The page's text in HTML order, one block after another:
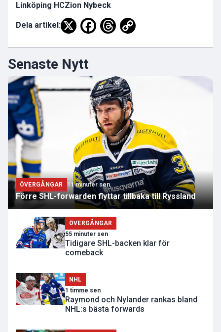
Linköping HCZion Nybeck
Dela artikel:
Senaste Nytt
ÖVERGÅNGAR 11 minuter sen
Förre SHL-forwarden flyttar tillbaka till Ryssland
ÖVERGÅNGAR
55 minuter sen
Tidigare SHL-backen klar för
comeback
NHL
1 timme sen
Raymond och Nylander rankas bland
NHL:s bästa forwards